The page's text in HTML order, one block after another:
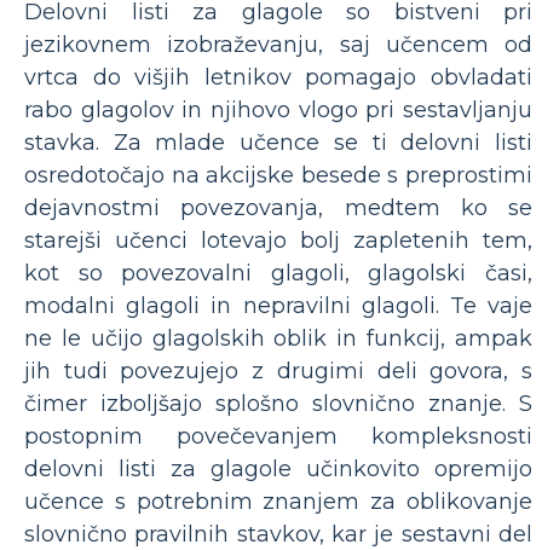
Delovni listi za glagole so bistveni pri
jezikovnem izobraževanju, saj učencem od
vrtca do višjih letnikov pomagajo obvladati
rabo glagolov in njihovo vlogo pri sestavljanju
stavka. Za mlade učence se ti delovni listi
osredotočajo na akcijske besede s preprostimi
dejavnostmi povezovanja, medtem ko se
starejši učenci lotevajo bolj zapletenih tem,
kot so povezovalni glagoli, glagolski časi,
modalni glagoli in nepravilni glagoli. Te vaje
ne le učijo glagolskih oblik in funkcij, ampak
jih tudi povezujejo z drugimi deli govora, s
čimer izboljšajo splošno slovnično znanje. S
postopnim povečevanjem kompleksnosti
delovni listi za glagole učinkovito opremijo
učence s potrebnim znanjem za oblikovanje
slovnično pravilnih stavkov, kar je sestavni del